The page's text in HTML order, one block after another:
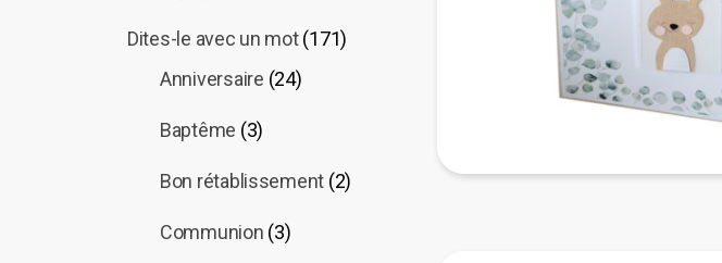
Dites-le avec un mot (171)
Anniversaire (24)
Baptême (3)
Bon rétablissement (2)
Communion (3)